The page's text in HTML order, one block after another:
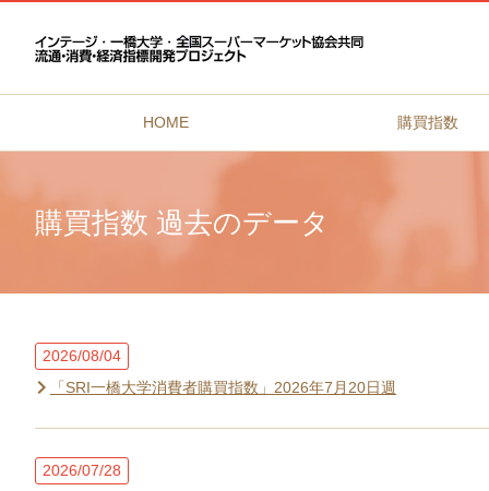
HOME 購買指数
購買指数 過去のデータ
2026/08/04
「SRI一橋大学消費者購買指数」2026年7月20日週
2026/07/28